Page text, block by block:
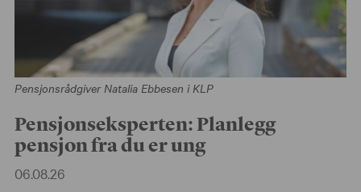
Pensjonsrådgiver Natalia Ebbesen i KLP
Pensjonseksperten: Planlegg
pensjon fra du er ung
06.08.26